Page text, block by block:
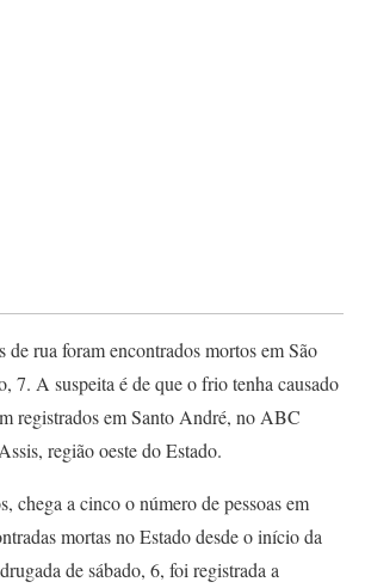
de rua foram encontrados mortos em São
7. A suspeita é de que o frio tenha causado
registrados em Santo André, no ABC
região oeste do Estado.
chega a cinco o número de pessoas em
mortas no Estado desde o início da
de sábado, 6, foi registrada a